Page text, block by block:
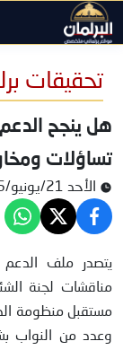
تحقيقات
هل ينجح
تساؤلات
الأحد 21/يونيو/2026 - 10:46 مالدعم
يتصدر ملف
مناقشات لجنة
مستقبل منظومة
وعدد من النواب